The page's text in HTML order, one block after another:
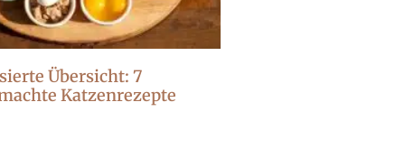
Übersicht: 7
Katzenrezepte